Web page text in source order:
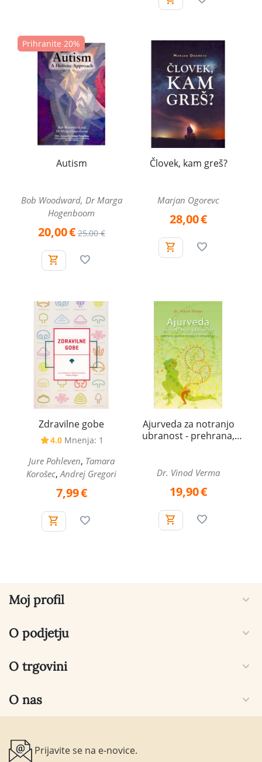
Prihranite 20%
Autism
Bob Woodward, Dr Marga
Hogenboom
20,00€ 25,00 €
Človek, kam greš?
Marjan Ogorevc
28,00€
Zdravilne gobe
4.0 Mnenja: 1
Jure Pohleven, Tamara
Korošec,Andrej Gregori
7,99€
Ajurveda za notranjo
ubranost - prehrana,
Dr. Vinod Verma
19,90€
Moj profil
O podjetju
O trgovini
O nas
Prijavite se na e-novice.